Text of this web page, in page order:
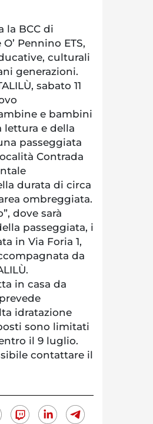
la BCC di
Pennino ETS,
culturali
generazioni.
sabato 11
e bambini
lettura e della
passeggiata
Contrada
durata di circa
ombreggiata.
dove sarà
passeggiata, i
in Via Foria 1,
da
in casa da
idratazione
sono limitati
il 9 luglio.
contattare il